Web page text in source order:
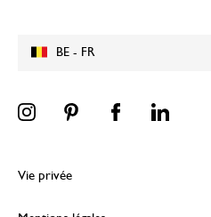
BE - FR
Vie privée